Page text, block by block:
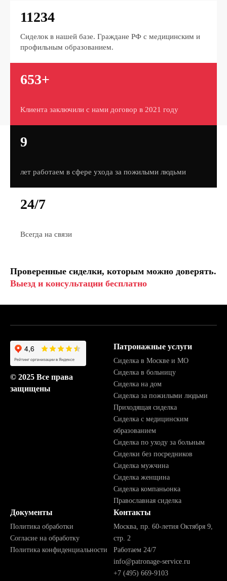
11234
Сиделок в нашей базе. Граждане РФ с медицинским и
профильным образованием.
653+
Клиента заключили с нами договор в 2021 году
9
лет работаем в сфере ухода за пожилыми людьми
24/7
Всегда на связи
Проверенные сиделки, которым можно доверять.
Выезд и консультации бесплатно
© 2025 Все права
защищены
Патронажные услуги
Сиделка в Москве и МО
Сиделка в больницу
Сиделка на дом
Сиделка за пожилыми людьми
Приходящая сиделка
Сиделка с медицинским
образованием
Сиделка по уходу за больным
Сиделки без посредников
Сиделка мужчина
Сиделка женщина
Сиделка компаньонка
Православная сиделка
Документы
Политика обработки
Согласие на обработку
Политика конфиденциальности
Контакты
Москва, пр. 60-летия Октября 9,
стр. 2
Работаем 24/7
info@patronage-service.ru
+7 (495) 669-9103